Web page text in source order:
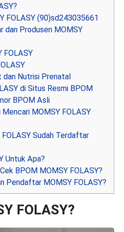
FOLASY (90)sd243035661
dan Produsen MOMSY
FOLASY
dan Nutrisi Prenatal
di Situs Resmi BPOM
BPOM Asli
Mencari MOMSY FOLASY
Sudah Terdaftar
Untuk Apa?
BPOM MOMSY FOLASY?
Pendaftar MOMSY FOLASY?
FOLASY?